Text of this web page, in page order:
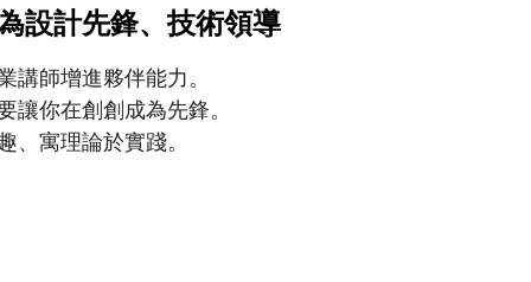
設計先鋒、技術領導
講師增進夥伴能力。
讓你在創創成為先鋒。
、寓理論於實踐。